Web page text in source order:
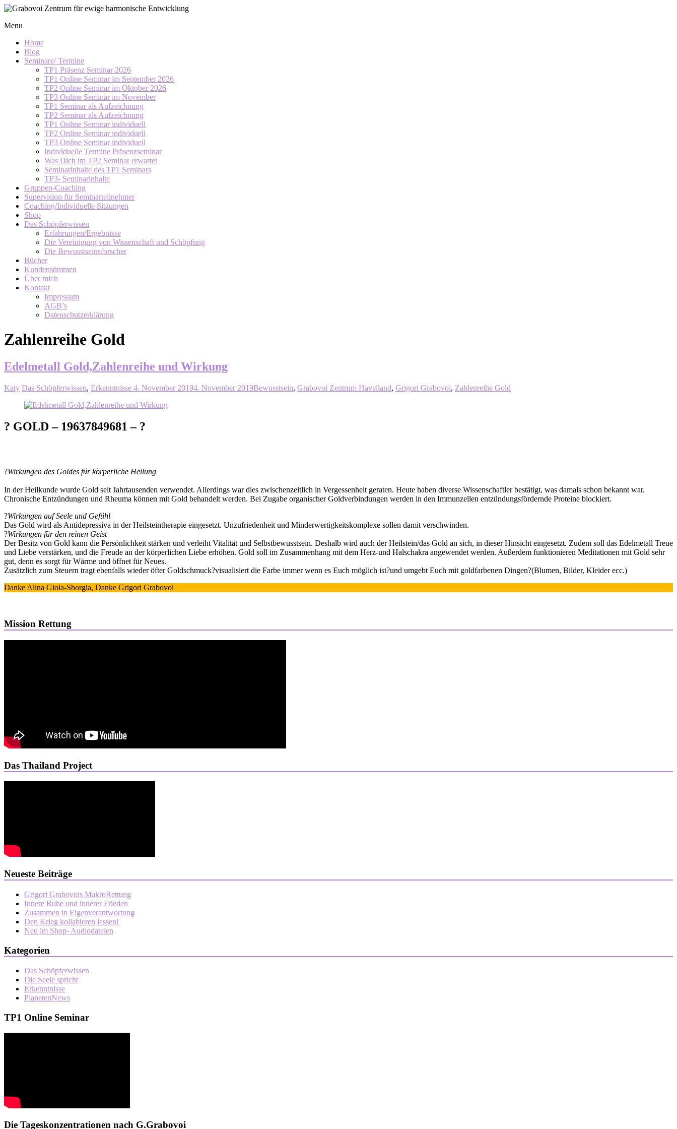
Skip
content
Zentrum
ewige
harmonische
Entwicklung
Menu
Home
Blog
Seminare/ Termine
TP1 Präsenz Seminar 2026
TP1 Online Seminar im September 2026
TP2 Online Seminar im Oktober 2026
TP3 Online Seminar im November
TP1 Seminar als Aufzeichnung
TP2 Seminar als Aufzeichnung
TP1 Online Seminar individuell
TP2 Online Seminar individuell
TP3 Online Seminar individuell
Individuelle Termine Präsenzseminar
Was Dich im TP2 Seminar erwartet
Seminarinhalte des TP1 Seminars
TP3- Seminarinhalte
Gruppen-Coaching
Supervision für Seminarteilnehmer
Coaching/Individuelle Sitzungen
Shop
Das Schöpferwissen
Erfahrungen/Ergebnisse
Die Vereinigung von Wissenschaft und Schöpfung
Die Bewusstseinsforscher
Bücher
Kundenstimmen
Über mich
Kontakt
Impressum
AGB’s
Datenschutzerklärung
Zahlenreihe Gold
Edelmetall Gold,Zahlenreihe und Wirkung
Katy Das Schöpferwissen, Erkenntnisse 4. November 20194. November 2019Bewusstsein, Grabovoi Zentrum Havelland, Grigori Grabovoi, Zahlenreihe Gold
? GOLD – 19637849681 – ?
?Wirkungen des Goldes für körperliche Heilung
In der Heilkunde wurde Gold seit Jahrtausenden verwendet. Allerdings war dies zwischenzeitlich in Vergessenheit geraten. Heute haben diverse Wissenschaftler bestätigt, was damals schon bekannt war.
Chronische Entzündungen und Rheuma können mit Gold behandelt werden. Bei Zugabe organischer Goldverbindungen werden in den Immunzellen entzündungsfördernde Proteine blockiert.
?Wirkungen auf Seele und Gefühl
Das Gold wird als Antidepressiva in der Heilsteintherapie eingesetzt. Unzufriedenheit und Minderwertigkeitskomplexe sollen damit verschwinden.
?Wirkungen für den reinen Geist
Der Besitz von Gold kann die Persönlichkeit stärken und verleiht Vitalität und Selbstbewusstsein. Deshalb wird auch der Heilstein/das Gold an sich, in dieser Hinsicht eingesetzt. Zudem soll das Edelmetall Treue
und Liebe verstärken, und die Freude an der körperlichen Liebe erhöhen. Gold soll im Zusammenhang mit dem Herz-und Halschakra angewendet werden. Außerdem funktionieren Meditationen mit Gold sehr
gut, denn es sorgt für Wärme und öffnet für Neues.
Zusätzlich zum Steuern tragt ebenfalls wieder öfter Goldschmuck?visualisiert die Farbe immer wenn es Euch möglich ist?und umgebt Euch mit goldfarbenen Dingen?(Blumen, Bilder, Kleider ecc.)
Danke Alina Gioia-Sborgia, Danke Grigori Grabovoi
Mission Rettung
Das Thailand Project
Neueste Beiträge
Grigori Grabovois MakroRettung
Innere Ruhe und innerer Frieden
Zusammen in Eigenverantwortung
Den Krieg kollabieren lassen!
Neu im Shop- Audiodateien
Kategorien
Das Schöpferwissen
Die Seele spricht
Erkenntnisse
PlanetenNews
TP1 Online Seminar
Die Tageskonzentrationen nach G.Grabovoi